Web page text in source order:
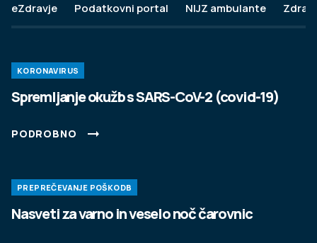
eZdravje Podatkovni portal NIJZ ambulante
KORONAVIRUS
Spremljanje okužb s SARS-CoV-2 (covid-19)
PODROBNO
PREPREČEVANJE POŠKODB
Nasveti za varno in veselo noč čarovnic